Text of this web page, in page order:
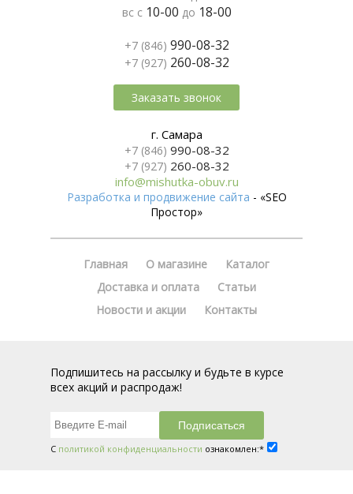
вс с 10-00 до 18-00
+7 (846) 990-08-32
+7 (927) 260-08-32
Заказать звонок
г. Самара
+7 (846) 990-08-32
+7 (927) 260-08-32
info@mishutka-obuv.ru
Разработка и продвижение сайта - «SEO
Простор»
Главная О магазине
Каталог
Доставка и оплата
Статьи
Новости и акции
Контакты
Подпишитесь на рассылку и будьте в курсе
всех акций и распродаж!
С политикой конфиденциальности ознакомлен:*